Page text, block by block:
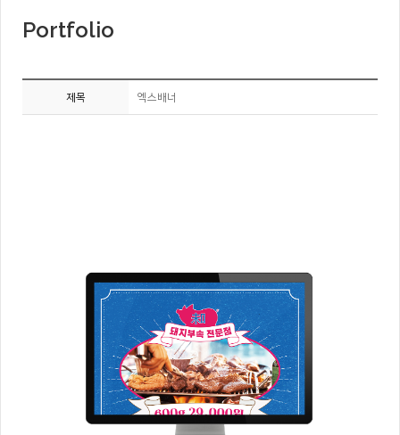
Portfolio
제목 엑스배너